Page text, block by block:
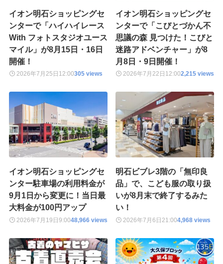
イオン明石ショッピングセ
ンターで「ハイハイレース
With フォトスタジオユース
マイル」が8月15日・16日
開催！
2026年7月25日 12:00305 views
イオン明石ショッピングセ
ンターで「こびとづかん不
思議の森 見つけた！こびと
迷路アドベンチャー」が8
月8日・9日開催！
2026年7月22日 12:002,215 views
イオン明石ショッピングセ
ンター駐車場の利用料金が
9月1日から変更に！当日最
大料金が100円アップ
2026年7月19日9:0048,966 views
明石ビブレ3階の「無印良
品」で、こども服の取り扱
いが8月末で終了するみた
い！
2026年7月6日21:004,968 views